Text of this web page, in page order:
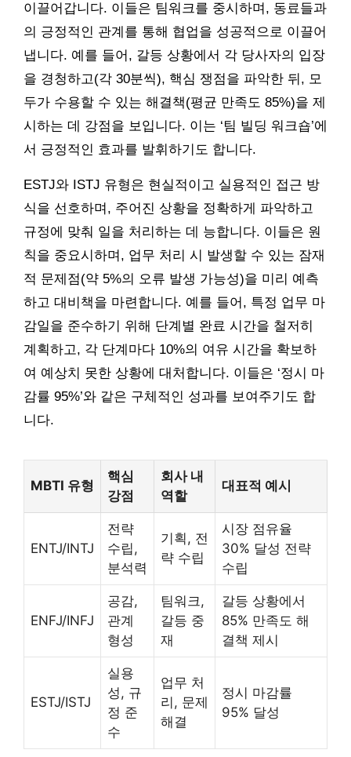
이끌어갑니다. 이들은 팀워크를 중시하며, 동료들과
의 긍정적인 관계를 통해 협업을 성공적으로 이끌어
냅니다. 예를 들어, 갈등 상황에서 각 당사자의 입장
을 경청하고(각 30분씩), 핵심 쟁점을 파악한 뒤, 모
두가 수용할 수 있는 해결책(평균 만족도 85%)을 제
시하는 데 강점을 보입니다. 이는 ‘팀 빌딩 워크숍’에
서 긍정적인 효과를 발휘하기도 합니다.
ESTJ와 ISTJ 유형은 현실적이고 실용적인 접근 방
식을 선호하며, 주어진 상황을 정확하게 파악하고
규정에 맞춰 일을 처리하는 데 능합니다. 이들은 원
칙을 중요시하며, 업무 처리 시 발생할 수 있는 잠재
적 문제점(약 5%의 오류 발생 가능성)을 미리 예측
하고 대비책을 마련합니다. 예를 들어, 특정 업무 마
감일을 준수하기 위해 단계별 완료 시간을 철저히
계획하고, 각 단계마다 10%의 여유 시간을 확보하
여 예상치 못한 상황에 대처합니다. 이들은 ‘정시 마
감률 95%’와 같은 구체적인 성과를 보여주기도 합
니다.
MBTI 유형
핵심
강점
회사 내
역할
대표적 예시
ENTJ/INTJ
전략
수립,
분석력
기획, 전
략 수립
시장 점유율
30% 달성 전략
수립
ENFJ/INFJ
공감,
관계
형성
팀워크,
갈등 중
재
갈등 상황에서
85% 만족도 해
결책 제시
ESTJ/ISTJ
실용
성, 규
정 준
수
업무 처
리, 문제
해결
정시 마감률
95% 달성